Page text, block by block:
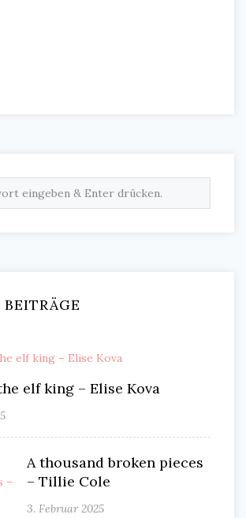
elf king – Elise Kova
A thousand broken pieces
– Tillie Cole
3. Februar 2025